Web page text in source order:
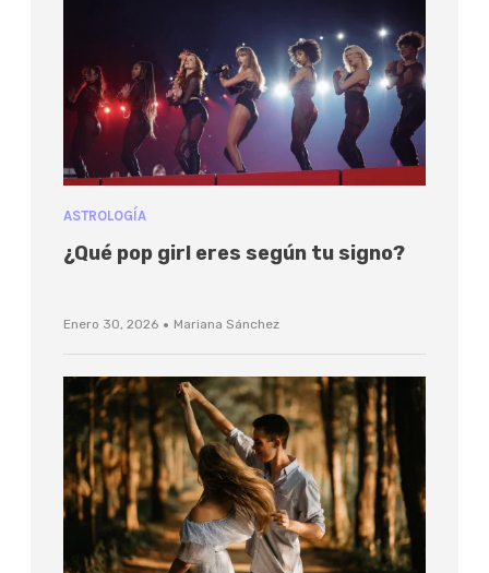
ASTROLOGÍA
¿Qué pop girl eres según tu signo?
Enero 30, 2026 · Mariana Sánchez